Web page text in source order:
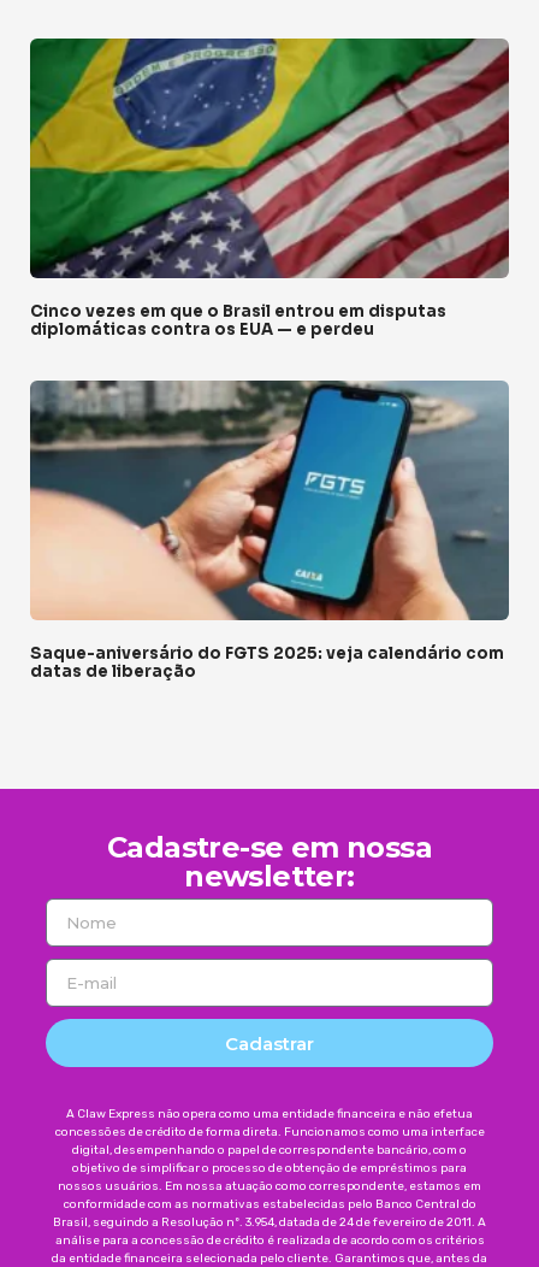
Cinco vezes em que o Brasil entrou em disputas
diplomáticas contra os EUA — e perdeu
Saque-aniversário do FGTS 2025: veja calendário com
datas de liberação
Cadastre-se em nossa
newsletter:
Cadastrar
A Claw Express não opera como uma entidade financeira e não efetua
concessões de crédito de forma direta. Funcionamos como uma interface
digital, desempenhando o papel de correspondente bancário, com o
objetivo de simplificar o processo de obtenção de empréstimos para
nossos usuários. Em nossa atuação como correspondente, estamos em
conformidade com as normativas estabelecidas pelo Banco Central do
Brasil, seguindo a Resolução nº. 3.954, datada de 24 de fevereiro de 2011. A
análise para a concessão de crédito é realizada de acordo com os critérios
da entidade financeira selecionada pelo cliente. Garantimos que, antes da